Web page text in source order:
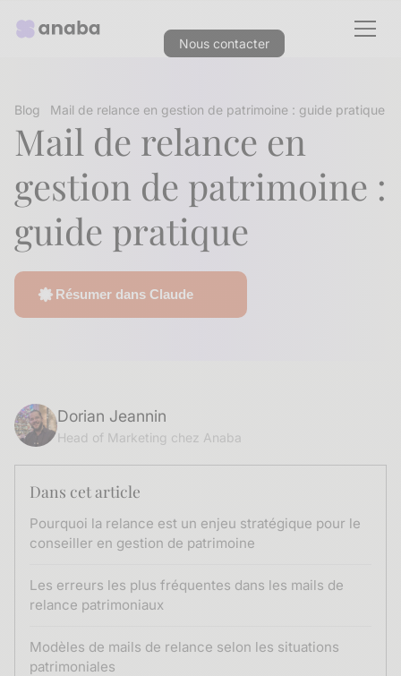
Nous contacter
Blog Mail de relance en gestion de patrimoine : guide pratique
Mail de relance en
gestion de patrimoine :
guide pratique
Résumer dans Claude
Dorian Jeannin
Head of Marketing chez Anaba
Dans cet article
Pourquoi la relance est un enjeu stratégique pour le
conseiller en gestion de patrimoine
Les erreurs les plus fréquentes dans les mails de
relance patrimoniaux
Modèles de mails de relance selon les situations
patrimoniales